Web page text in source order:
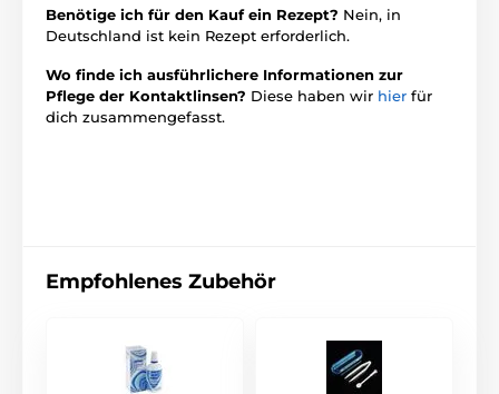
Benötige ich für den Kauf ein Rezept? Nein, in
Deutschland ist kein Rezept erforderlich.
Wo finde ich ausführlichere Informationen zur
Pflege der Kontaktlinsen? Diese haben wir hier für
dich zusammengefasst.
Empfohlenes Zubehör